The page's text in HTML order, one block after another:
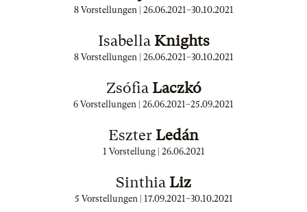
8 Vorstellungen | 26.06.2021–30.10.2021
Isabella Knights
8 Vorstellungen | 26.06.2021–30.10.2021
Zsófia Laczkó
6 Vorstellungen | 26.06.2021–25.09.2021
Eszter Ledán
1 Vorstellung | 26.06.2021
Sinthia Liz
5 Vorstellungen | 17.09.2021–30.10.2021